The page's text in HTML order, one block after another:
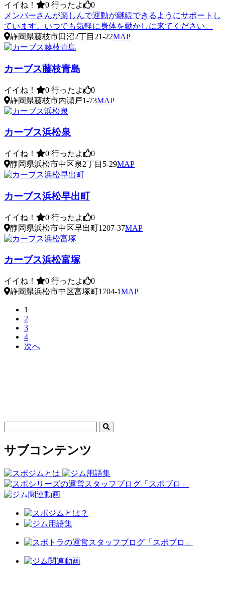
イイね！ 0 行ったよ
0
メンバーさんが楽しんで運動が継続できるようにサポートし
ています。いつでも気軽に身体を動かしに来てください。
静岡県藤枝市田沼2丁目21-22MAP
カーブス藤枝青島
イイね！ 0 行ったよ
0
静岡県藤枝市内瀬戸1-73MAP
カーブス浜松泉
イイね！ 0 行ったよ
0
静岡県浜松市中区泉2丁目5-29MAP
カーブス浜松早出町
イイね！ 0 行ったよ
0
静岡県浜松市中区早出町1207-37MAP
カーブス浜松富塚
イイね！ 0 行ったよ
0
静岡県浜松市中区富塚町1704-1MAP
1
2
3
4
次へ
サブコンテンツ